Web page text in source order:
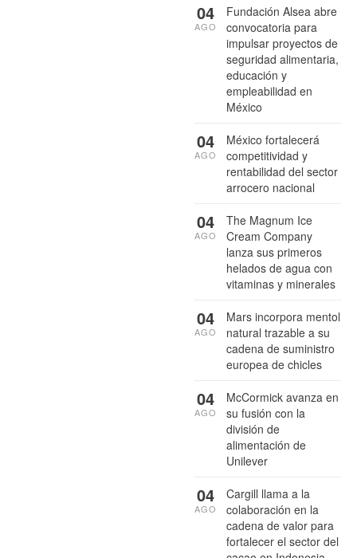
Fundación Alsea abre
convocatoria para
impulsar proyectos de
seguridad alimentaria,
educación y
empleabilidad en
México
04
AGO
México fortalecerá
competitividad y
rentabilidad del sector
arrocero nacional
04
AGO
The Magnum Ice
Cream Company
lanza sus primeros
helados de agua con
vitaminas y minerales
04
AGO
Mars incorpora mentol
natural trazable a su
cadena de suministro
europea de chicles
04
AGO
McCormick avanza en
su fusión con la
división de
alimentación de
Unilever
04
AGO
Cargill llama a la
colaboración en la
cadena de valor para
fortalecer el sector del
04
AGO